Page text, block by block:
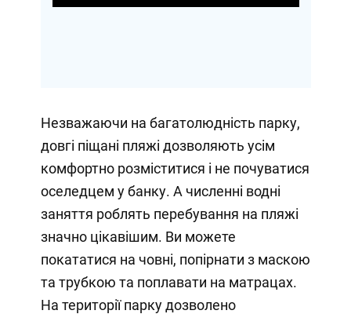
Незважаючи на багатолюдність парку,
довгі піщані пляжі дозволяють усім
комфортно розміститися і не почуватися
оселедцем у банку. А численні водні
заняття роблять перебування на пляжі
значно цікавішим. Ви можете
покататися на човні, попірнати з маскою
та трубкою та поплавати на матрацах.
На території парку дозволено